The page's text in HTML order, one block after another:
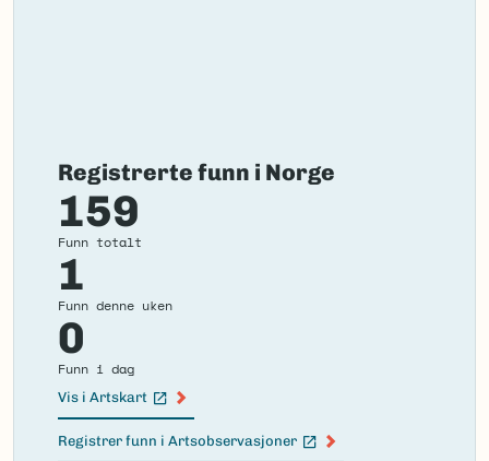
Registrerte funn i Norge
159
Funn totalt
1
Funn denne uken
0
Funn i dag
Vis i Artskart
(Ekstern lenke)
Registrer funn i Artsobservasjoner
(Ekstern lenke)